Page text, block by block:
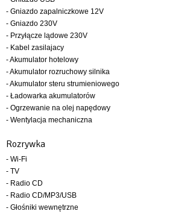
- Gniazdo zapalniczkowe 12V
- Gniazdo 230V
- Przyłącze lądowe 230V
- Kabel zasilajacy
- Akumulator hotelowy
- Akumulator rozruchowy silnika
- Akumulator steru strumieniowego
- Ładowarka akumulatorów
- Ogrzewanie na olej napędowy
- Wentylacja mechaniczna
Rozrywka
- Wi-Fi
- TV
- Radio CD
- Radio CD/MP3/USB
- Głośniki wewnętrzne